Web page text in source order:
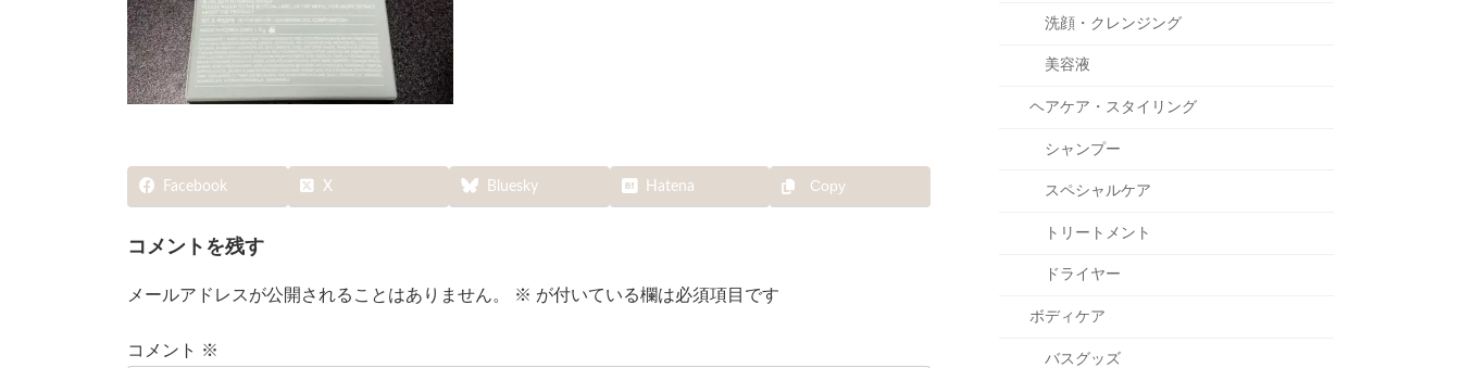
Facebook X Bluesky Hatena Copy
コメントを残す
メールアドレスが公開されることはありません。 ※ が付いている欄は必須項目です
コメント ※
洗顔・クレンジング
美容液
ヘアケア・スタイリング
シャンプー
スペシャルケア
トリートメント
ドライヤー
ボディケア
バスグッズ